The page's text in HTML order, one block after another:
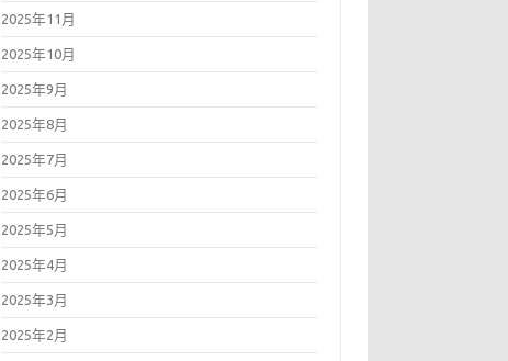
2025年11月
2025年10月
2025年9月
2025年8月
2025年7月
2025年6月
2025年5月
2025年4月
2025年3月
2025年2月